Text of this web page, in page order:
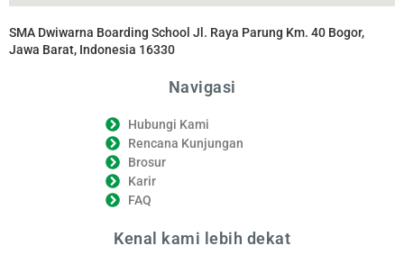
SMA Dwiwarna Boarding School Jl. Raya Parung Km. 40 Bogor,
Jawa Barat, Indonesia 16330
Navigasi
Hubungi Kami
Rencana Kunjungan
Brosur
Karir
FAQ
Kenal kami lebih dekat